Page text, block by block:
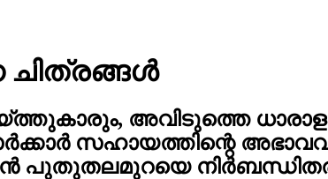
ചിത്രങ്ങൾ
അവിടുത്തെ ധാരാളം
സഹായത്തിന്റെ
പുതുതലമുറയെ